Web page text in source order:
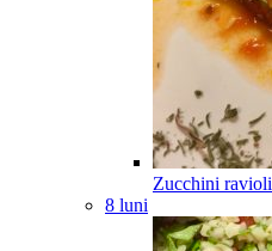
Zucchini ravioli
8 luni